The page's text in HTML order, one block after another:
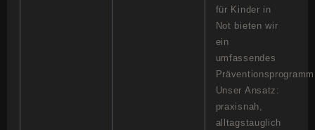
für Kinder in
Not bieten wir
ein
umfassendes
Unser Ansatz:
praxisnah,
alltagstauglich